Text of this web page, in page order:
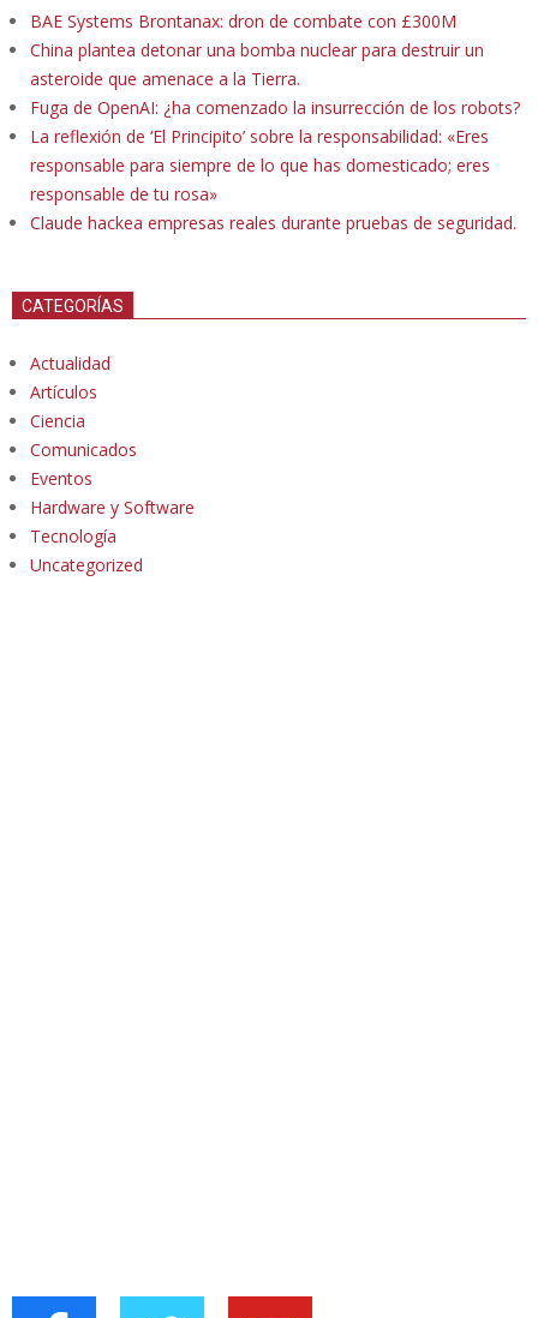
BAE Systems Brontanax: dron de combate con £300M
China plantea detonar una bomba nuclear para destruir un
asteroide que amenace a la Tierra.
Fuga de OpenAI: ¿ha comenzado la insurrección de los robots?
La reflexión de ‘El Principito’ sobre la responsabilidad: «Eres
responsable para siempre de lo que has domesticado; eres
responsable de tu rosa»
Claude hackea empresas reales durante pruebas de seguridad.
CATEGORÍAS
Actualidad
Artículos
Ciencia
Comunicados
Eventos
Hardware y Software
Tecnología
Uncategorized